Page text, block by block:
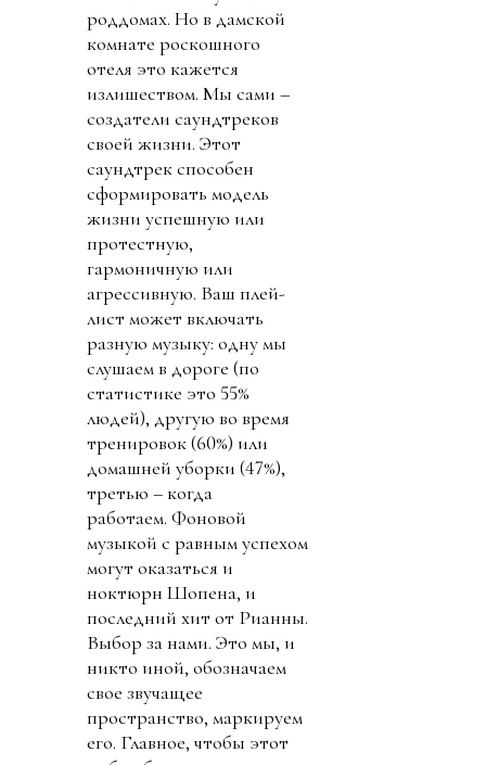
роддомах. Но в дамской
комнате роскошного
отеля это кажется
излишеством. Мы сами –
создатели саундтреков
своей жизни. Этот
саундтрек способен
сформировать модель
жизни успешную или
протестную,
гармоничную или
агрессивную. Ваш плей-
лист может включать
разную музыку: одну мы
слушаем в дороге (по
статистике это 55%
людей), другую во время
тренировок (60%) или
домашней уборки (47%),
третью – когда
работаем. Фоновой
музыкой с равным успехом
могут оказаться и
ноктюрн Шопена, и
последний хит от Рианны.
Выбор за нами. Это мы, и
никто иной, обозначаем
свое звучащее
пространство, маркируем
его. Главное, чтобы этот